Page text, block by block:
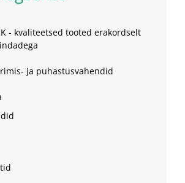
- kvaliteetsed tooted erakordselt
ja puhastusvahendid